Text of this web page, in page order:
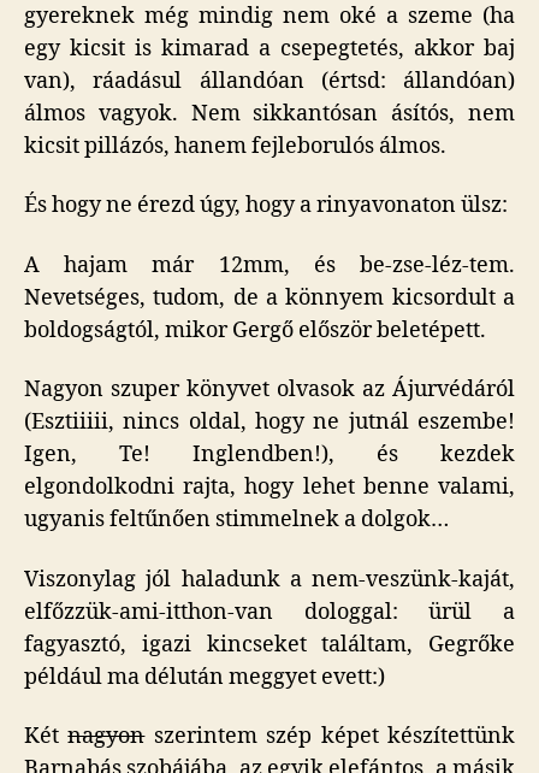
gyereknek még mindig nem oké a szeme (ha
egy kicsit is kimarad a csepegtetés, akkor baj
van), ráadásul állandóan (értsd: állandóan)
álmos vagyok. Nem sikkantósan ásítós, nem
kicsit pillázós, hanem fejleborulós álmos.
És hogy ne érezd úgy, hogy a rinyavonaton ülsz:
A hajam már 12mm, és be-zse-léz-tem.
Nevetséges, tudom, de a könnyem kicsordult a
boldogságtól, mikor Gergő először beletépett.
Nagyon szuper könyvet olvasok az Ájurvédáról
(Esztiiiii, nincs oldal, hogy ne jutnál eszembe!
Igen, Te! Inglendben!), és kezdek
elgondolkodni rajta, hogy lehet benne valami,
ugyanis feltűnően stimmelnek a dolgok…
Viszonylag jól haladunk a nem-veszünk-kaját,
elfőzzük-ami-itthon-van dologgal: ürül a
fagyasztó, igazi kincseket találtam, Gegrőke
például ma délután meggyet evett:)
Kétnagyonszerintem szép képet készítettünk